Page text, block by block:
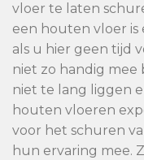
vloer te laten
een houten vloer is
als u hier geen tijd
niet zo handig mee
niet te lang liggen
houten vloeren
voor het schuren
hun ervaring mee.